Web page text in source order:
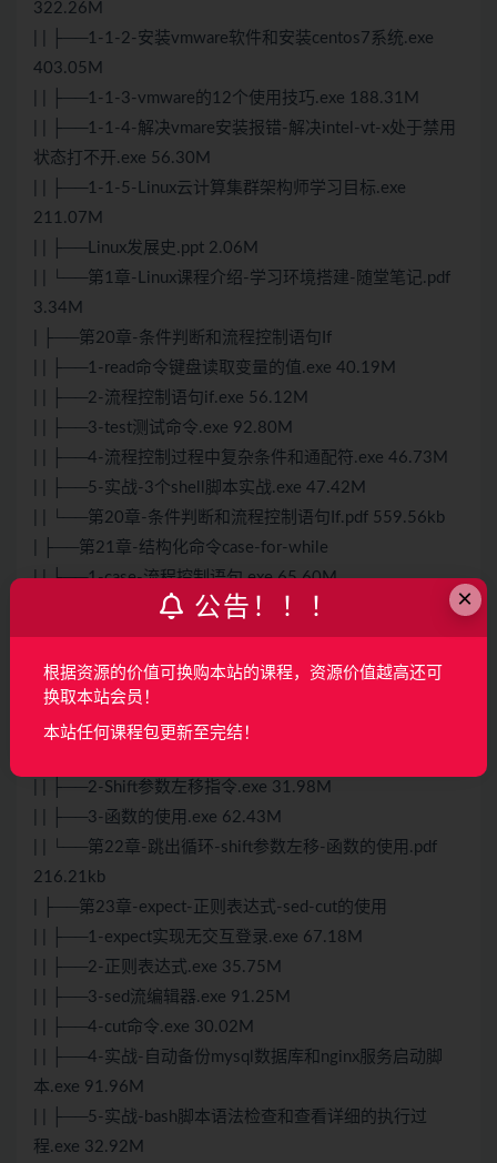
322.26M
| | ├──1-1-2-安装vmware软件和安装centos7系统.exe
403.05M
| | ├──1-1-3-vmware的12个使用技巧.exe 188.31M
| | ├──1-1-4-解决vmare安装报错-解决intel-vt-x处于禁用
状态打不开.exe 56.30M
| | ├──1-1-5-Linux云计算集群架构师学习目标.exe
211.07M
| | ├──Linux发展史.ppt 2.06M
| | └──第1章-Linux课程介绍-学习环境搭建-随堂笔记.pdf
3.34M
| ├──第20章-条件判断和流程控制语句If
| | ├──1-read命令键盘读取变量的值.exe 40.19M
| | ├──2-流程控制语句if.exe 56.12M
| | ├──3-test测试命令.exe 92.80M
| | ├──4-流程控制过程中复杂条件和通配符.exe 46.73M
| | ├──5-实战-3个shell脚本实战.exe 47.42M
| | └──第20章-条件判断和流程控制语句If.pdf 559.56kb
| ├──第21章-结构化命令case-for-while
| | ├──1-case-流程控制语句.exe 65.60M
| | ├──2-循环语句.exe 82.18M
| | ├──3-while循环语句和循环嵌套.exe 59.61M
| | ├──4-实战-3个shell脚本实战.exe 37.45M
| | └──第21章-结构化命令case-for-while.pdf 303.41kb
| ├──第22章-跳出循环-shift参数左移-函数的使用
| | ├──2-Shift参数左移指令.exe 31.98M
| | ├──3-函数的使用.exe 62.43M
| | └──第22章-跳出循环-shift参数左移-函数的使用.pdf
216.21kb
| ├──第23章-expect-正则表达式-sed-cut的使用
| | ├──1-expect实现无交互登录.exe 67.18M
| | ├──2-正则表达式.exe 35.75M
| | ├──3-sed流编辑器.exe 91.25M
| | ├──4-cut命令.exe 30.02M
| | ├──4-实战-自动备份mysql数据库和nginx服务启动脚
本.exe 91.96M
| | ├──5-实战-bash脚本语法检查和查看详细的执行过
程.exe 32.92M
×
公告！！！
根据资源的价值可换购本站的课程，资源价值越高还可
换取本站会员！
本站任何课程包更新至完结！